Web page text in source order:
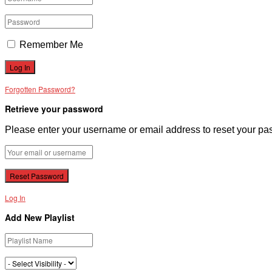
Remember Me
Forgotten Password?
Retrieve your password
Please enter your username or email address to reset your
Log In
Add New Playlist